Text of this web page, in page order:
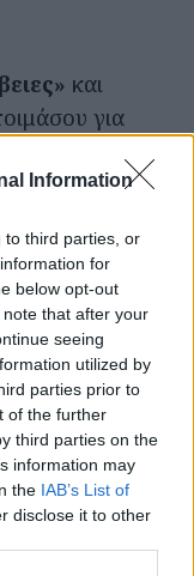
Information
to third parties, or
for
below opt-out
that after your
seeing
utilized by
parties prior to
of the further
third parties on the
information may
the IAB’s List of
disclose it to other
και
για
παράθυρα.
Θέλοντας να
ανέθεσε το
του, Σουηδό
με την
και τον
αρχαία
Δες εδώ
τη μουσική της